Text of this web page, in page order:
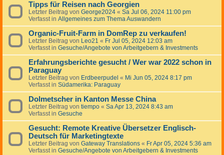
Tipps für Reisen nach Georgien
Letzter Beitrag von George2024 « Sa Jul 06, 2024 11:00 pm
Verfasst in Allgemeines zum Thema Auswandern
Organic-Fruit-Farm in DomRep zu verkaufen!
Letzter Beitrag von Leo21 « Fr Jul 05, 2024 12:03 am
Verfasst in Gesuche/Angebote von Arbeitgebern & Investments
Erfahrungsberichte gesucht / Wer war 2022 schon in
Paraguay
Letzter Beitrag von Erdbeerpudel « Mi Jun 05, 2024 8:17 pm
Verfasst in Südamerika: Paraguay
Dolmetscher in Kanton Messe China
Letzter Beitrag von tiempo « Sa Apr 13, 2024 8:43 am
Verfasst in Gesuche
Gesucht: Remote Kreative Übersetzer Englisch-
Deutsch für Marketingtexte
Letzter Beitrag von Gateway Translations « Fr Apr 05, 2024 5:36 am
Verfasst in Gesuche/Angebote von Arbeitgebern & Investments